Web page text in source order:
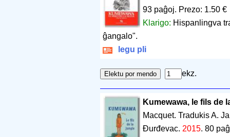
93 paĝoj. Prezo: 1.50 €
Klarigo: Hispanlingva
ĝangalo".
legu pli
ekz.
Kumewawa, le fils de
Macquet. Tradukis A.
Đurđevac. 2015. 80